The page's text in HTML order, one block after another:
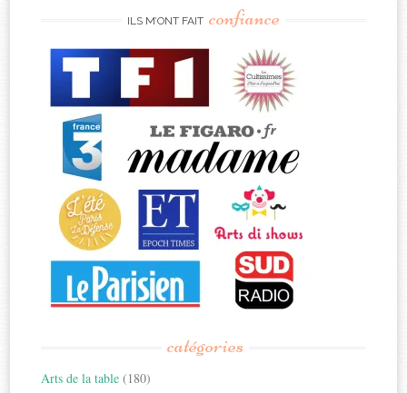
ILS M’ONT FAIT confiance
catégories
Arts de la table (180)